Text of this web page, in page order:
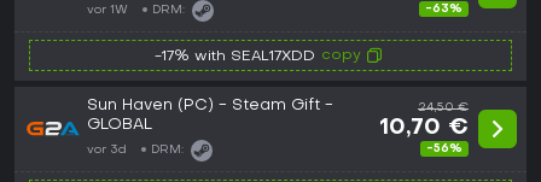
vor 1W DRM: -63%
-17% with SEAL17XDD copy
Sun Haven (PC) - Steam Gift -
GLOBAL
vor 3d DRM:
24,50 €
10,70 €
-56%